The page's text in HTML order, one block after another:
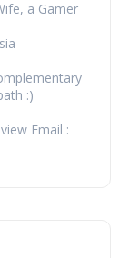
a Gamer
:)
Email :